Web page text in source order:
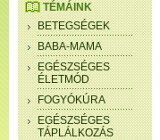
TÉMÁINK
BETEGSÉGEK
BABA-MAMA
EGÉSZSÉGES
ÉLETMÓD
FOGYÓKÚRA
EGÉSZSÉGES
TÁPLÁLKOZÁS